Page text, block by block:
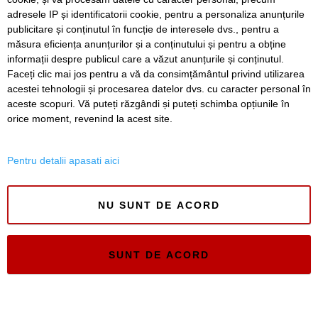
Andrei Gerea pleaca de la Economie. Noul
ministru va fi Teodor Atanasiu
Înapoi Înainte
SERVICII Redactia
Folosinta Cookie-urilor
Timiș Online
adresele IP și identificatorii cookie, pentru a personaliza anunțurile
publicitare și conținutul în funcție de interesele dvs., pentru a
măsura eficiența anunțurilor și a conținutului și pentru a obține
informații despre publicul care a văzut anunțurile și conținutul.
Faceți clic mai jos pentru a vă da consimțământul privind utilizarea
acestei tehnologii și procesarea datelor dvs. cu caracter personal în
aceste scopuri. Vă puteți răzgândi și puteți schimba opțiunile în
orice moment, revenind la acest site.
Pentru detalii apasati aici
NU SUNT DE ACORD
SUNT DE ACORD